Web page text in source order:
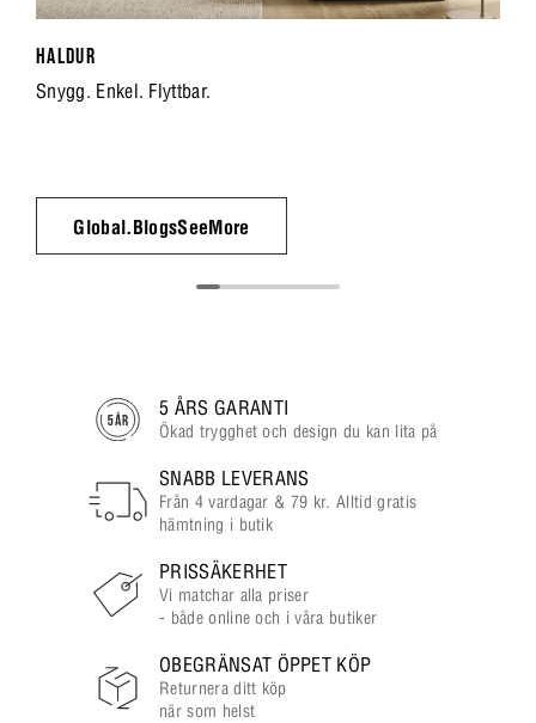
HALDUR
Snygg. Enkel. Flyttbar.
Global.BlogsSeeMore
5 ÅRS GARANTI
Ökad trygghet och design du kan lita på
SNABB LEVERANS
Från 4 vardagar & 79 kr. Alltid gratis
hämtning i butik
PRISSÄKERHET
Vi matchar alla priser
- både online och i våra butiker
OBEGRÄNSAT ÖPPET KÖP
Returnera ditt köp
när som helst